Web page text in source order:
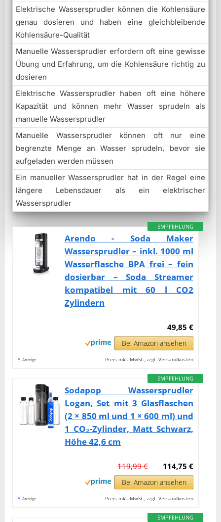
Elektrische Wassersprudler können die Kohlensäure
genau dosieren und haben eine gleichbleibende
Kohlensäure-Qualität
Manuelle Wassersprudler erfordern oft eine gewisse
Übung und Erfahrung, um die Kohlensäure richtig zu
dosieren
Elektrische Wassersprudler haben oft eine höhere
Kapazität und können mehr Wasser sprudeln als
manuelle Wassersprudler
Manuelle Wassersprudler können oft nur eine
begrenzte Menge an Wasser sprudeln, bevor sie
aufgeladen werden müssen
Ein manueller Wassersprudler hat in der Regel eine
längere Lebensdauer als ein elektrischer
Wassersprudler
EMPFEHLUNG
Arendo - Soda Maker
Wassersprudler – inkl. 1000 ml
Wasserflasche BPA frei – fein
dosierbar – Soda Streamer
kompatibel mit 60 l CO2
Zylindern
49,85 €
Bei Amazon ansehen
* Anzeige Preis inkl. MwSt., zzgl. Versandkosten
EMPFEHLUNG
Sodapop Wassersprudler
Logan, Set mit 3 Glasflaschen
(2 × 850 ml und 1 × 600 ml) und
1 CO₂-Zylinder, Matt Schwarz,
Höhe 42,6 cm
114,75 €
119,99 €
Bei Amazon ansehen
* Anzeige Preis inkl. MwSt., zzgl. Versandkosten
EMPFEHLUNG